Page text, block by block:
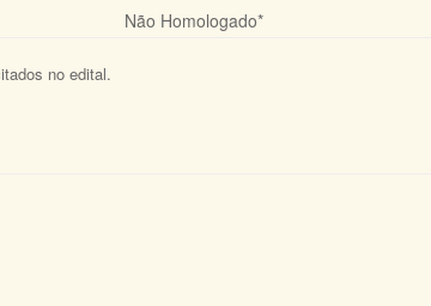
Não Homologado*
no edital.​